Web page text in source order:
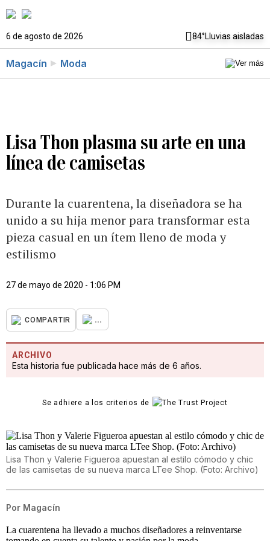
6 de agosto de 2026 84°Lluvias aisladas
Magacín Moda
Lisa Thon plasma su arte en una
línea de camisetas
Durante la cuarentena, la diseñadora se ha
unido a su hija menor para transformar esta
pieza casual en un ítem lleno de moda y
estilismo
27 de mayo de 2020 - 1:06 PM
COMPARTIR ...
ARCHIVO
Esta historia fue publicada hace más de 6 años.
Se adhiere a los criterios de
Lisa Thon y Valerie Figueroa apuestan al estilo cómodo y chic
de las camisetas de su nueva marca LTee Shop. (Foto: Archivo)
Por Magacín
La cuarentena ha llevado a muchos diseñadores a reinventarse